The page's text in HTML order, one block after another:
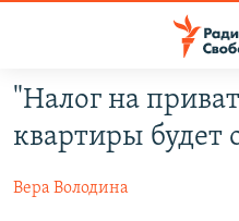
упрощенного
доступа
ПОДКАСТЫ
АВТОРСКИЕ ПРОЕКТЫ
"Налог на
квартиры будет
Вера Володина